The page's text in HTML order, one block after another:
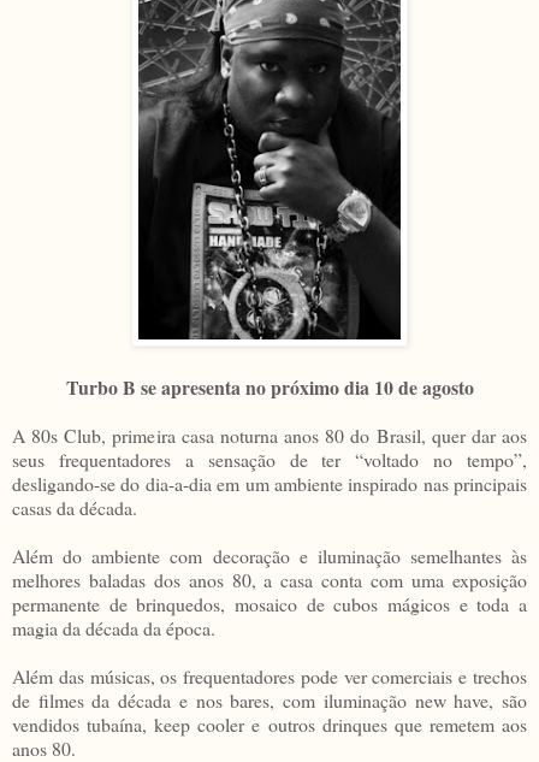
Turbo B se apresenta no próximo dia 10 de agosto
A 80s Club, primeira casa noturna anos 80 do Brasil, quer dar aos
seus frequentadores a sensação de ter “voltado no tempo”,
desligando-se do dia-a-dia em um ambiente inspirado nas principais
casas da década.
Além do ambiente com decoração e iluminação semelhantes às
melhores baladas dos anos 80, a casa conta com uma exposição
permanente de brinquedos, mosaico de cubos mágicos e toda a
magia da década da época.
Além das músicas, os frequentadores pode ver comerciais e trechos
de filmes da década e nos bares, com iluminação new have, são
vendidos tubaína, keep cooler e outros drinques que remetem aos
anos 80.